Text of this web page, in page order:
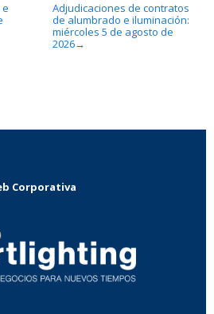
Adjudicaciones de contratos
de alumbrado e iluminación:
miércoles 5 de agosto de
2026→
Corporativa